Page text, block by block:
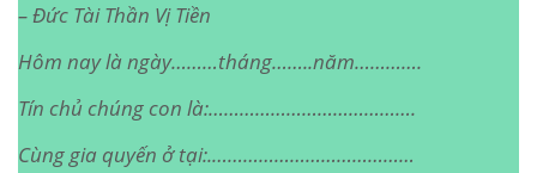
– Đức Tài Thần Vị Tiền
Hôm nay là ngày………tháng……..năm………….
Tín chủ chúng con là:………………………………….
Cùng gia quyến ở tại:.…………………………………